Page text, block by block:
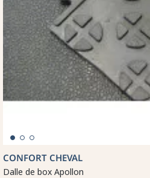
CONFORT CHEVAL
Dalle de box Apollon